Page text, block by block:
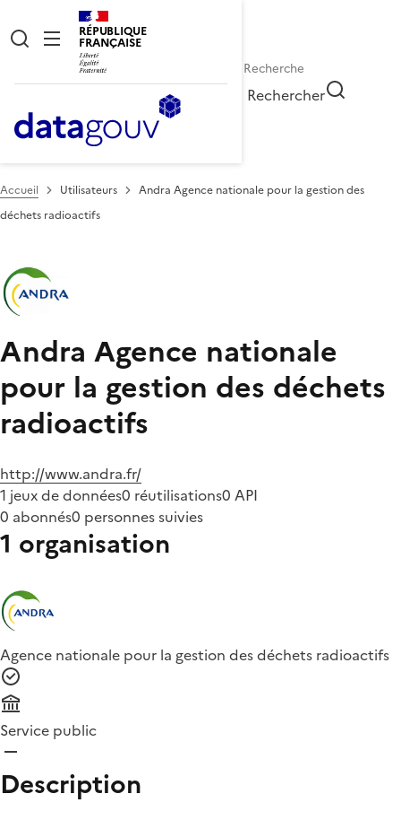
RÉPUBLIQUE
FRANÇAISE
Rechercher
Accueil Utilisateurs
Andra Agence nationale pour la gestion des
déchets radioactifs
Andra Agence nationale
pour la gestion des déchets
radioactifs
http://www.andra.fr/
1 jeux de données0 réutilisations0 API
0 abonnés0 personnes suivies
1 organisation
Agence nationale pour la gestion des déchets radioactifs
Service public
Description